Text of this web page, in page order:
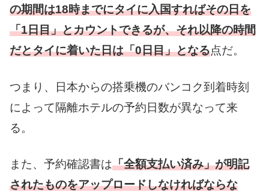
の期間は18時までにタイに入国すればその日を
「1日目」とカウントできるが、それ以降の時間
だとタイに着いた日は「0日目」となる点だ。
つまり、日本からの搭乗機のバンコク到着時刻
によって隔離ホテルの予約日数が異なって来
る。
また、予約確認書は「全額支払い済み」が明記
されたものをアップロードしなければならな